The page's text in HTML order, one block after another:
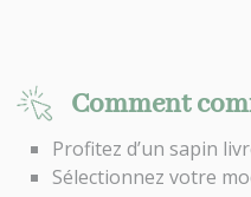
Comment
Profitez d’un sapin
Sélectionnez votre